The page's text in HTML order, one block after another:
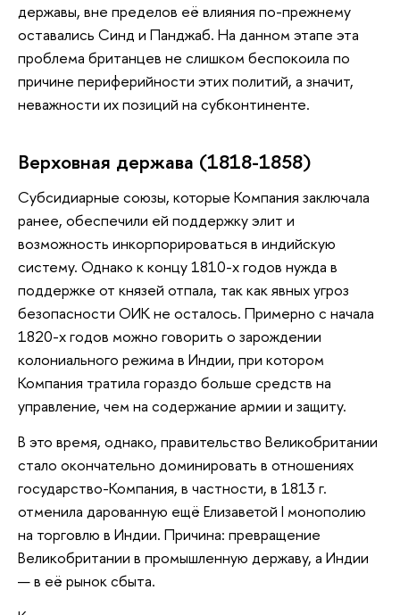
державы, вне пределов её влияния по-прежнему
оставались Синд и Панджаб. На данном этапе эта
проблема британцев не слишком беспокоила по
причине периферийности этих политий, а значит,
неважности их позиций на субконтиненте.
Верховная держава (1818-1858)
Субсидиарные союзы, которые Компания заключала
ранее, обеспечили ей поддержку элит и
возможность инкорпорироваться в индийскую
систему. Однако к концу 1810-х годов нужда в
поддержке от князей отпала, так как явных угроз
безопасности ОИК не осталось. Примерно с начала
1820-х годов можно говорить о зарождении
колониального режима в Индии, при котором
Компания тратила гораздо больше средств на
управление, чем на содержание армии и защиту.
В это время, однако, правительство Великобритании
стало окончательно доминировать в отношениях
государство-Компания, в частности, в 1813 г.
отменила дарованную ещё Елизаветой I монополию
на торговлю в Индии. Причина: превращение
Великобритании в промышленную державу, а Индии
— в её рынок сбыта.